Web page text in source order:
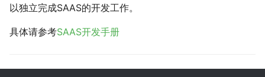
以独立完成SAAS的开发工作。
具体请参考SAAS开发手册